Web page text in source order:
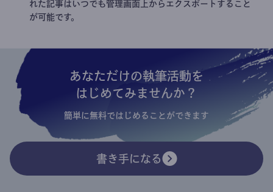
れた記事はいつでも管理画面上からエクスポートすること
が可能です。
あなただけの執筆活動を
はじめてみませんか？
簡単に無料ではじめることができます
書き手になる